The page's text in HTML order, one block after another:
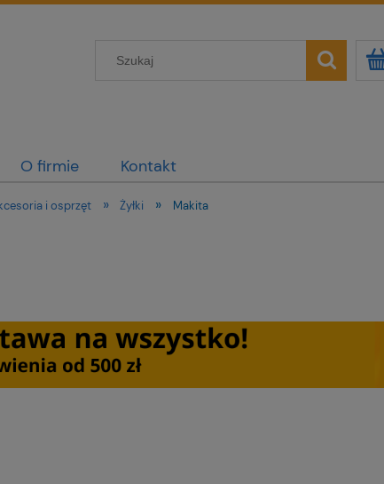
O firmie Kontakt
i osprzęt » Żyłki » Makita